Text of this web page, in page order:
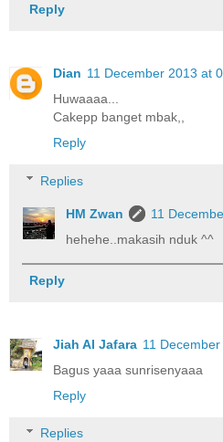
Reply
Dian 11 December 2013 at
Huwaaaa...
Cakepp banget mbak,,
Reply
Replies
HM Zwan
11
hehehe..makasih nduk ^^
Reply
Jiah Al Jafara 11
Bagus yaaa sunrisenyaaa
Reply
Replies